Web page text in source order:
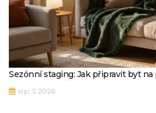
Sezónní staging: Jak připravit byt
srp, 5 2026